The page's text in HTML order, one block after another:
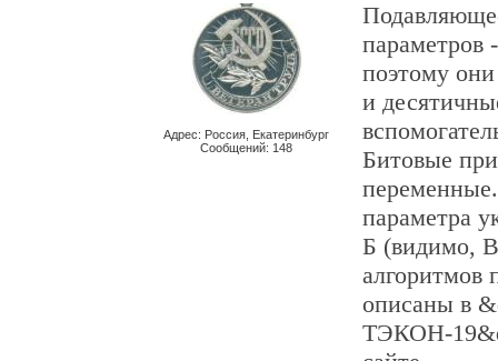
Адрес: Россия, Екатеринбург
Сообщений: 148
параметров
поэтому
и
Битовые
параметра
Б (видимо,
алгоритмов
описаны в
ТЭКОН-